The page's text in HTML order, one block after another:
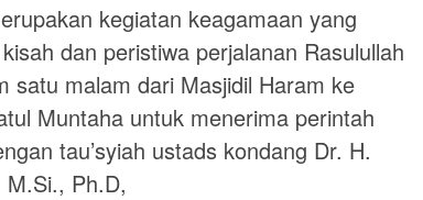
kegiatan keagamaan yang
dan peristiwa perjalanan Rasulullah
satu malam dari Masjidil Haram ke
Muntaha untuk menerima perintah
tau’syiah ustads kondang Dr. H.
M.Si., Ph.D,